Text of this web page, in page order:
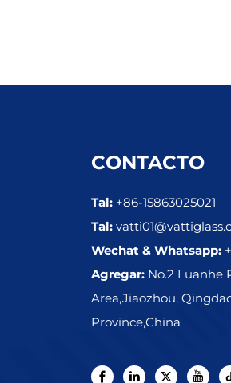
CONTACTO
Tal: +86-15863025021
Tal:
Wechat & Whatsapp:
Agregar: No.2 Luanhe
Area,Jiaozhou,
Province,China